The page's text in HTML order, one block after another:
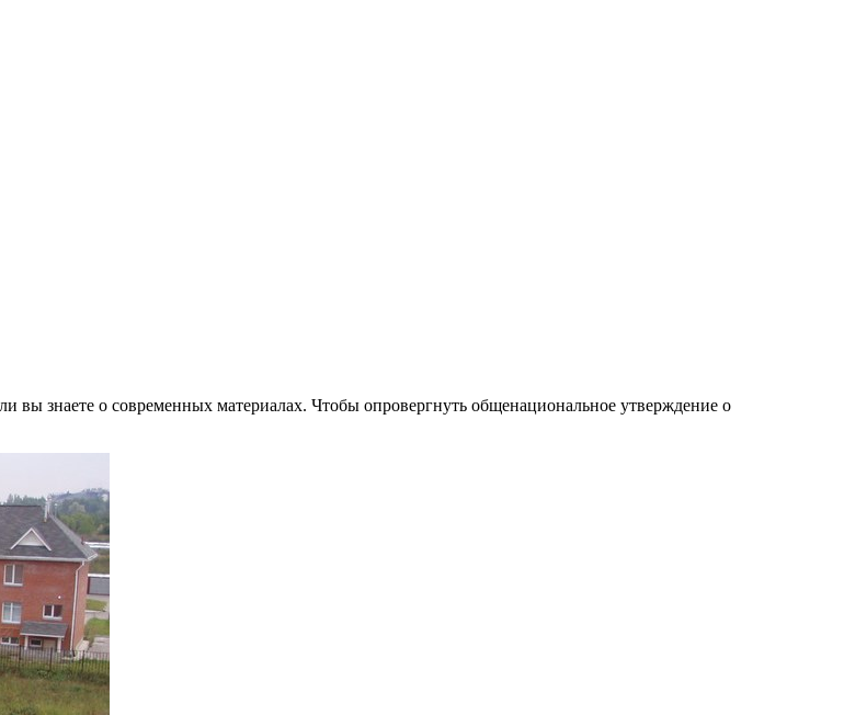
знаете о современных материалах. Чтобы опровергнуть общенациональное утверждение о